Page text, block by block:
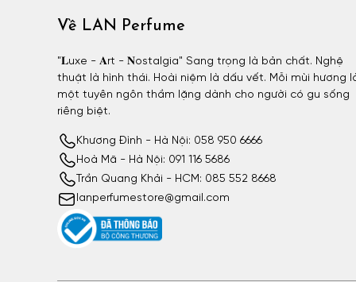
Azzaro
Azzaro nam
BDK
BDK nữ
Billie Eilish
Billie Eilish nữ
BornToStandOut
BornToStandOut nữ
Về LAN Perfume
"𝐋uxe - 𝐀rt - 𝐍ostalgia" Sang trọng là bản chất. Nghệ
thuật là hình thái. Hoài niệm là dấu vết. Mỗi mùi hương
một tuyên ngôn thầm lặng dành cho người có gu sống
riêng biệt.
Khương Đình - Hà Nội: 058 950 6666
Hoà Mã - Hà Nội: 091 116 5686
Trần Quang Khải - HCM: 085 552 8668
lanperfumestore@gmail.com